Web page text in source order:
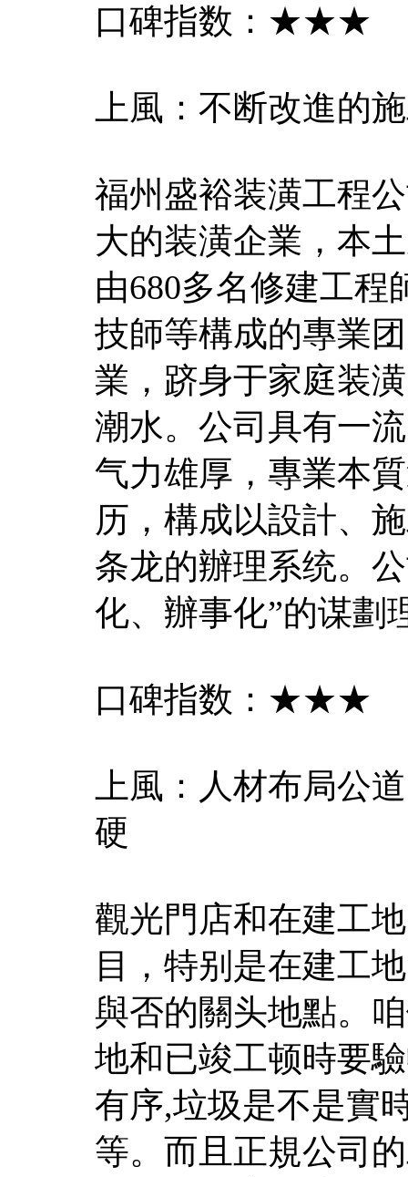
口碑指数：★★★
上風：不断改進的
福州盛裕装潢工程
大的装潢企業，本
由680多名修建工
技師等構成的專業
業，跻身于家庭装
潮水。公司具有一
气力雄厚，專業本
历，構成以設計、
条龙的辦理系统。
化、辦事化”的谋劃
口碑指数：★★★
上風：人材布局公
硬
觀光門店和在建工
目，特别是在建工
與否的關头地點。
地和已竣工顿時要
有序,垃圾是不是實
等。而且正規公司